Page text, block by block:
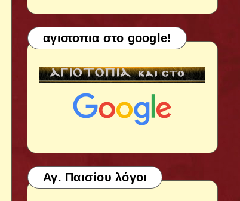
αγιοτοπια στο google!
Αγ. Παισίου λόγοι